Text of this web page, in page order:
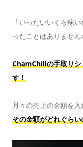
「いったいいくら稼
ったことはありません
ChamChillの手取りシ
す！
月々の売上の金額を入
その金額がどれぐら